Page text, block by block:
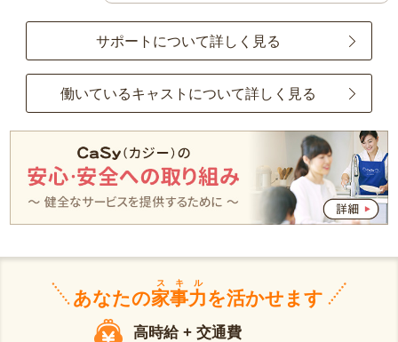
サポートについて詳しく見る
働いているキャストについて詳しく見る
あなたの家事力
スキル
を活かせます
高時給 + 交通費